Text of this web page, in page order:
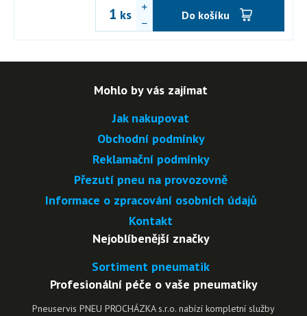
ks Do košíku
Mohlo by vás zajímat
Jak nakupovat
Obchodní podmínky
Reklamační podmínky
Přezutí pneu na provozovně
Informace o zpracování osobních údajů
Kontakt
Nejoblíbenější značky
Sortiment pneumatik
Profesionální péče o vaše pneumatiky
Pneuservis PNEU PROCHÁZKA s.r.o. nabízí kompletní služby